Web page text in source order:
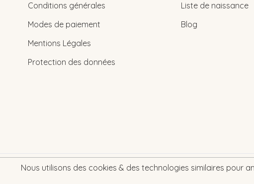
Nous utilisons des cookies & des technologies similaires pour
Conditions générales
Modes de paiement
Mentions Légales
Protection des données
Liste de naissance
Blog